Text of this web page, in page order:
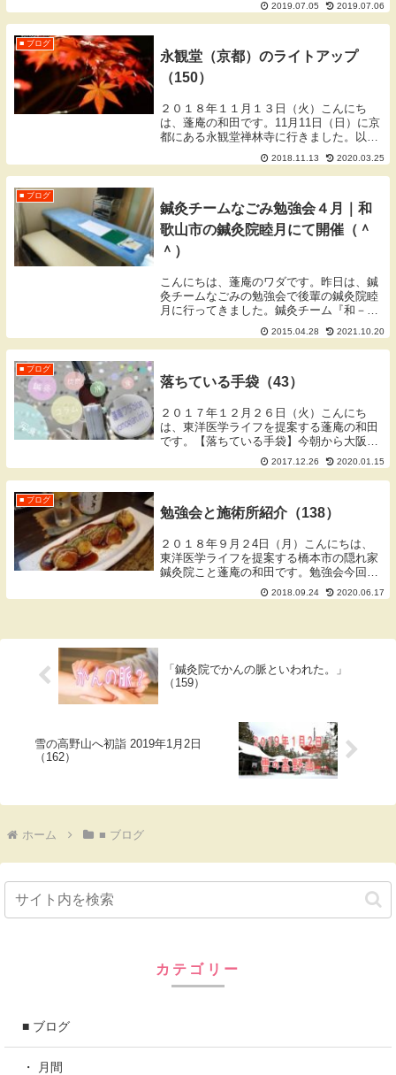
ワダです。ブログをご覧いただきありがと
うございます。てい鍼ワークショップ余話
2019.07.05 2019.07.06
■ ブログ
永観堂（京都）のライトアップ
（150）
２０１８年１１月１３日（火）こんにち
は、蓬庵の和田です。11月11日（日）に京
都にある永観堂禅林寺に行きました。以前
にも秋と初夏に行ったことがあるのです
が、はじめてライトアップにいきました。
ライトアップは午後5時30分から受付開始
2018.11.13 2020.03.25
■ ブログ
鍼灸チームなごみ勉強会４月｜和
歌山市の鍼灸院睦月にて開催（＾
＾）
こんにちは、蓬庵のワダです。昨日は、鍼
灸チームなごみの勉強会で後輩の鍼灸院睦
月に行ってきました。鍼灸チーム『和－
nagomi－』は、「和歌山を鍼灸で元気
に！」をスローガンに集まった、和歌山を
中心とした若手鍼灸師の集まりです(^-^)10
2015.04.28 2021.10.20
■ ブログ
落ちている手袋（43）
２０１７年１２月２６日（火）こんにち
は、東洋医学ライフを提案する蓬庵の和田
です。【落ちている手袋】今朝から大阪の
治療院に着くまでに片側だけ落ちている手
袋を３つ見かけました。手袋って意識して
みてると意外とよく落ちています。もう随
2017.12.26 2020.01.15
■ ブログ
勉強会と施術所紹介（138）
２０１８年９月２4日（月）こんにちは、
東洋医学ライフを提案する橋本市の隠れ家
鍼灸院こと蓬庵の和田です。勉強会今回は
ペアを作ってお互いに施術をしました。
日々、施術をする側にいますが、自分自身
2018.09.24 2020.06.17
「鍼灸院でかんの脈といわれた。」
（159）
雪の高野山へ初詣 2019年1月2日
（162）
ホーム ■ ブログ
カテゴリー
■ ブログ
・ 月間